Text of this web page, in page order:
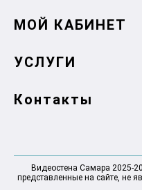
МОЙ КАБИНЕТ
УСЛУГИ
Контакты
Видеостена Самара 2025-
представленные на сайте, не